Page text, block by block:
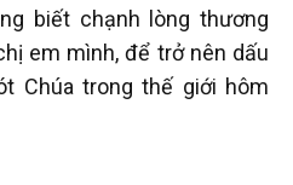
biết chạnh lòng thương
em mình, để trở nên dấu
Chúa trong thế giới hôm